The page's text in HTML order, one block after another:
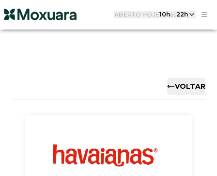
ABERTO HOJE10hàs22h
VOLTAR